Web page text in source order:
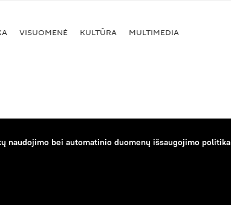
VISUOMENĖ KULTŪRA MULTIMEDIA
naudojimo bei automatinio duomenų išsaugojimo politika